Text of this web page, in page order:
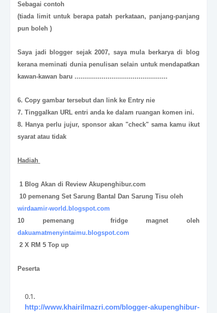
Sebagai contoh
(tiada limit untuk berapa patah perkataan, panjang-panjang
pun boleh )
Saya jadi blogger sejak 2007, saya mula berkarya di blog
kerana meminati dunia penulisan selain untuk mendapatkan
kawan-kawan baru ................................................
6. Copy gambar tersebut dan link ke Entry nie
7. Tinggalkan URL entri anda ke dalam ruangan komen ini.
8. Hanya perlu jujur, sponsor akan "check" sama kamu ikut
syarat atau tidak
Hadiah
1 Blog Akan di Review Akupenghibur.com
10 pemenang Set Sarung Bantal Dan Sarung Tisu oleh
wirdaamir-world.blogspot.com
10 pemenang
fridge magnet oleh
dakuamatmenyintaimu.blogspot.com
2 X RM 5 Top up
Peserta
http://www.khairilmazri.com/blogger-akupenghibur-